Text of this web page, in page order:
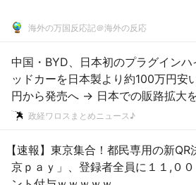
海外の万国反応記＠海外の反応
中国・BYD、日本初のプラグインハ
ッドカーを日本製より約100万円安
円から発売へ → 日本での販路拡大
ｗｗｗｗｗｗｗｗｗｗｗｗｗ
政経ワロスまとめニュース♪
【速報】東京集合！都民専用の新QR
京ｐａｙ」、登録者全員に１１,００